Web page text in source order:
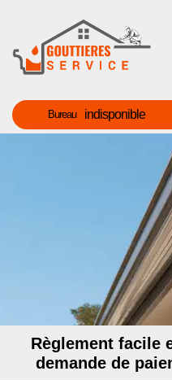
Bureau indisponible
Règlement facile
demande de